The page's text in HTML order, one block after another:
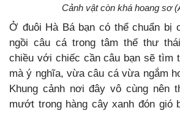
Cảnh vật còn khá hoang sơ
Ở đuôi Hà Bá bạn có thể chuẩn bị
ngồi câu cá trong tâm thế thư
chiều với chiếc cần câu bạn sẽ tìm
mà ý nghĩa, vừa câu cá vừa ngắm
Khung cảnh nơi đây vô cùng nên
mướt trong hàng cây xanh đón gió